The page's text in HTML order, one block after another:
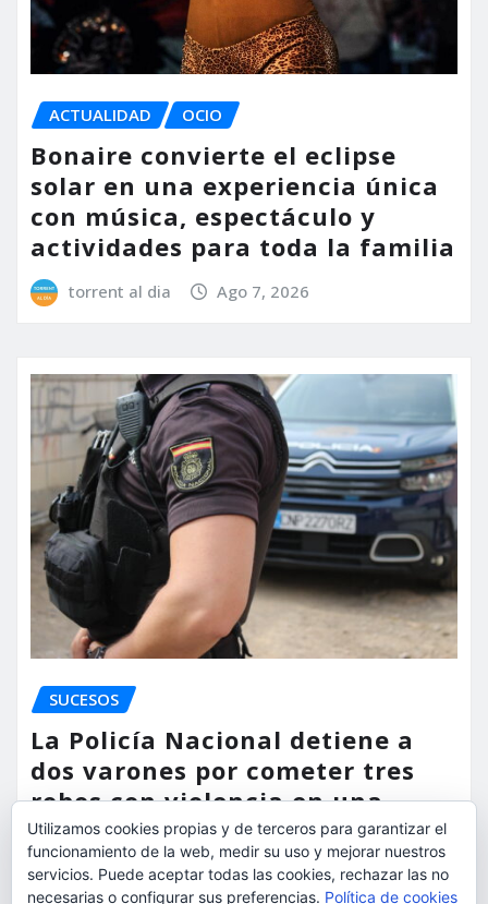
ACTUALIDAD OCIO
Bonaire convierte el eclipse
solar en una experiencia única
con música, espectáculo y
actividades para toda la familia
torrent al dia Ago 7, 2026
SUCESOS
La Policía Nacional detiene a
dos varones por cometer tres
robos con violencia en una
misma mañana
torrent al dia Ago 7, 2026
Utilizamos cookies propias y de terceros para garantizar el
funcionamiento de la web, medir su uso y mejorar nuestros
servicios. Puede aceptar todas las cookies, rechazar las no
necesarias o configurar sus preferencias. Política de cookies